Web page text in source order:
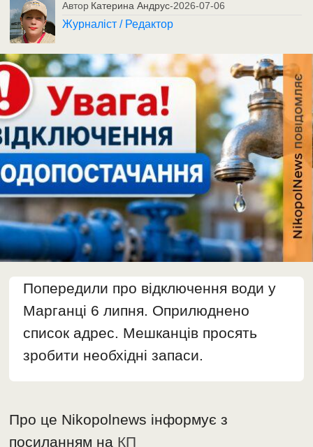
Автор Катерина Андрус-2026-07-06
Журналіст / Редактор
Попередили про відключення води у
Марганці 6 липня. Оприлюднено
список адрес. Мешканців просять
зробити необхідні запаси.
Про це Nikopolnews інформує з
посиланням на КП